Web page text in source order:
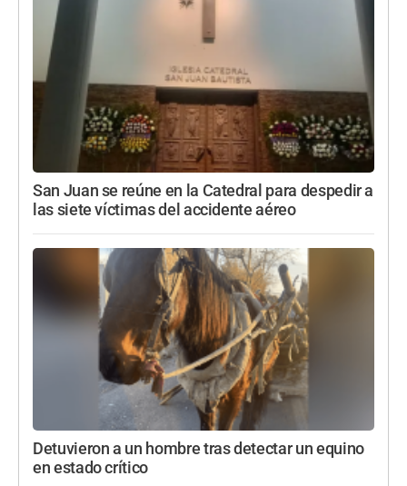
San Juan se reúne en la Catedral para despedir a
las siete víctimas del accidente aéreo
Detuvieron a un hombre tras detectar un equino
en estado crítico